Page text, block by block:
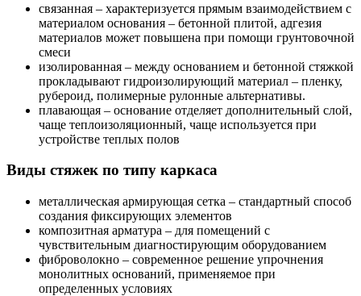
связанная – характеризуется прямым взаимодействием с
материалом основания – бетонной плитой, адгезия
материалов может повышена при помощи грунтовочной
смеси
изолированная – между основанием и бетонной стяжкой
прокладывают гидроизолирующий материал – пленку,
рубероид, полимерные рулонные альтернативы.
плавающая – основание отделяет дополнительный слой,
чаще теплоизоляционный, чаще используется при
устройстве теплых полов
Виды стяжек по типу каркаса
металлическая армирующая сетка – стандартный способ
создания фиксирующих элементов
композитная арматура – для помещений с
чувствительным диагностирующим оборудованием
фиброволокно – современное решение упрочнения
монолитных оснований, применяемое при
определенных условиях